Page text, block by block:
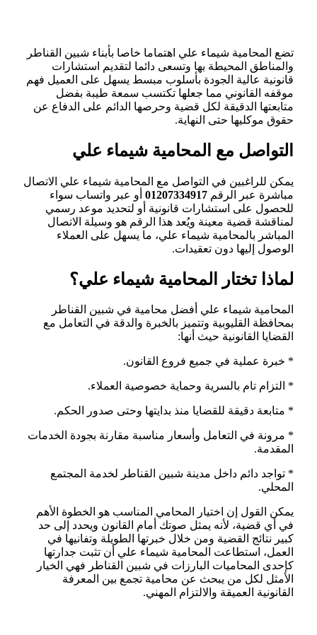
تضع المحامية شيماء علي اهتماما خاصا بأبناء شبين القناطر
والمناطق المحيطة بها وتسعى دائما لتقديم استشارات
قانونية عالية الجودة بأسلوب مبسط يسهل على العميل فهم
موقفه القانوني مما جعلها تكتسب سمعة طيبة بفضل
متابعتها الدقيقة لكل قضية وحرصها الدائم على الدفاع عن
حقوق موكليها حتى النهاية.
التواصل مع المحامية شيماء علي
يمكن للراغبين في التواصل مع المحامية شيماء علي الاتصال
مباشرة عبر الرقم01207334917أو عبر واتساب سواء
للحصول على استشارات قانونية أو لتحديد موعد رسمي
لمناقشة قضية معينة ويُعد هذا الرقم هو وسيلة الاتصال
المباشر بالمحامية شيماء علي، ما يسهل على العملاء
الوصول إليها دون تعقيدات.
لماذا تختار المحامية شيماء علي؟
المحامية شيماء علي أفضل محامية في شبين القناطر
بمحافظة القليوبية وتتميز بالخبرة والدقة في التعامل مع
القضايا القانونية حيث أنها:
* خبرة عملية في جميع فروع القانون.
* التزام تام بالسرية وحماية خصوصية العملاء.
* متابعة دقيقة للقضايا منذ بدايتها وحتى صدور الحكم.
* مرونة في التعامل وأسعار مناسبة مقارنة بجودة الخدمات
المقدمة.
* تواجد دائم داخل مدينة شبين القناطر لخدمة المجتمع
المحلي.
يمكن القول إن اختيار المحامي المناسب هو الخطوة الأهم
في أي قضية، لأنه يمثل صوتك أمام القانون ويحدد إلى حد
كبير نتائج القضية ومن خلال خبرتها الطويلة وتفانيها في
العمل، استطاعت المحامية شيماء علي أن تثبت جدارتها
كإحدى المحاميات البارزات في شبين القناطر فهي الخيار
الأمثل لكل من يبحث عن محامية تجمع بين المعرفة
القانونية العميقة والالتزام المهني.